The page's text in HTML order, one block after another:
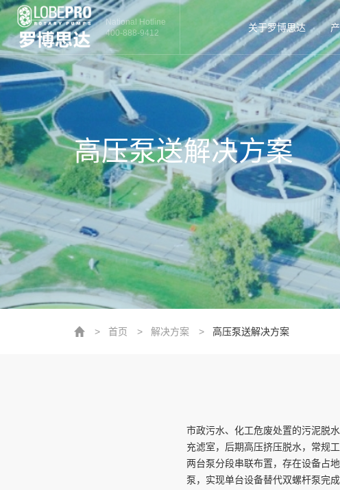
National Hotline
400-888-9412
关于罗博思达
高压泵送解决方案
> 首页 > 解决方案 > 高压泵送解决方案
市政污水、化工危废处置的污泥脱
充滤室，后期高压挤压脱水，常规
两台泵分段串联布置，存在设备占
泵，实现单台设备替代双螺杆泵完成